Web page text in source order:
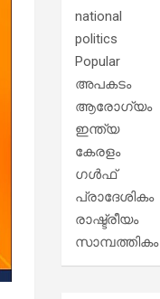
national
politics
Popular
അപകടം
ആരോഗ്യം
ഇന്ത്യ
കേരളം
ഗൾഫ്
പ്രാദേശികം
രാഷ്ട്രീയം
സാമ്പത്തികം